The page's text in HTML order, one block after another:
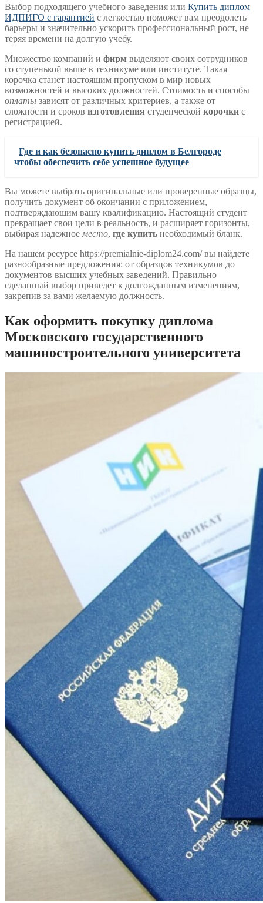
Выбор подходящего учебного заведения или Купить диплом
ИДПИГО с гарантией с легкостью поможет вам преодолеть
барьеры и значительно ускорить профессиональный рост, не
теряя времени на долгую учебу.
Множество компаний и фирм выделяют своих сотрудников
со ступенькой выше в техникуме или институте. Такая
корочка станет настоящим пропуском в мир новых
возможностей и высоких должностей. Стоимость и способы
оплаты зависят от различных критериев, а также от
сложности и сроков изготовления студенческой корочки с
регистрацией.
Где и как безопасно купить диплом в Белгороде
чтобы обеспечить себе успешное будущее
Вы можете выбрать оригинальные или проверенные образцы,
получить документ об окончании с приложением,
подтверждающим вашу квалификацию. Настоящий студент
превращает свои цели в реальность, и расширяет горизонты,
выбирая надежное место, где купить необходимый бланк.
На нашем ресурсе https://premialnie-diplom24.com/ вы найдете
разнообразные предложения: от образцов техникумов до
документов высших учебных заведений. Правильно
сделанный выбор приведет к долгожданным изменениям,
закрепив за вами желаемую должность.
Как оформить покупку диплома
Московского государственного
машиностроительного университета